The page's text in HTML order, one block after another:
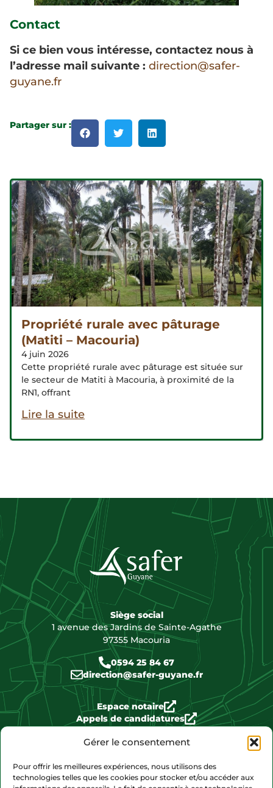
Gérer le consentement
Pour offrir les meilleures expériences, nous utilisons des
technologies telles que les cookies pour stocker et/ou accéder aux
Contact
Si ce bien vous intéresse, contactez nous à
l’adresse mail suivante : direction@safer-
guyane.fr
Partager sur :
Propriété rurale avec pâturage
(Matiti – Macouria)
4 juin 2026
Cette propriété rurale avec pâturage est située sur
le secteur de Matiti à Macouria, à proximité de la
RN1, offrant
Lire la suite
Siège social
1 avenue des Jardins de Sainte-Agathe
97355 Macouria
0594 25 84 67
direction@safer-guyane.fr
Espace notaire
Appels de candidatures
Biens disponibles
Nous contacter